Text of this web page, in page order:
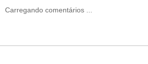
Carregando comentários ...